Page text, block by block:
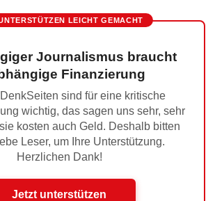
LEICHT GEMACHT
Journalismus braucht
Finanzierung
sind für eine kritische
wichtig, das sagen uns sehr, sehr
kosten auch Geld. Deshalb bitten
Leser, um Ihre Unterstützung.
Herzlichen Dank!
Jetzt unterstützen